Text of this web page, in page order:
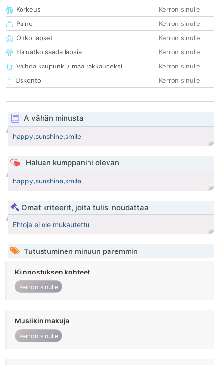
Korkeus
Kerron sinulle
Paino
Kerron sinulle
Onko lapset
Kerron sinulle
Haluatko saada lapsia
Kerron sinulle
Vaihda kaupunki / maa rakkaudeksi
Kerron sinulle
Uskonto
Kerron sinulle
A vähän minusta
happy,sunshine,smile
Haluan kumppanini olevan
happy,sunshine,smile
Omat kriteerit, joita tulisi noudattaa
Ehtoja ei ole mukautettu
Tutustuminen minuun paremmin
Kiinnostuksen kohteet
Kerron sinulle
Musiikin makuja
Kerron sinulle